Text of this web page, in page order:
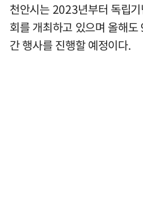
천안시는 2023년부터 독립
회를 개최하고 있으며 올해
간 행사를 진행할 예정이다.